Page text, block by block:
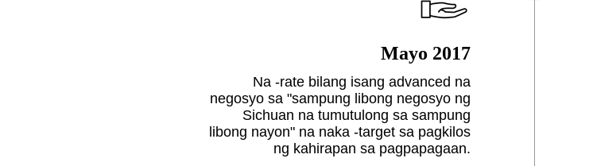
Mayo 2017
Na -rate bilang isang advanced na
negosyo sa "sampung libong negosyo ng
Sichuan na tumutulong sa sampung
libong nayon" na naka -target sa pagkilos
ng kahirapan sa pagpapagaan.